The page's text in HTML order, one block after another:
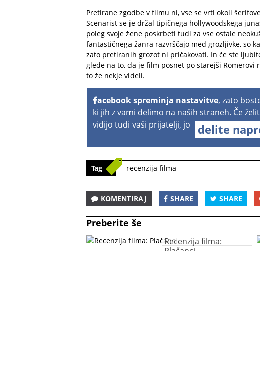
Pretirane zgodbe v filmu ni, vse se vrti okoli
Scenarist se je držal tipičnega hollywoodskega
poleg svoje žene poskrbeti tudi za vse ostale
fantastičnega žanra razvrščajo med grozljivke, so
zato pretiranih grozot ni pričakovati. In če ste
glede na to, da je film posnet po starejši Romerovi
to že nekje videli.
acebook spreminja nastavitve, zato
ki jih z vami delimo na naših straneh. Če
vidijo tudi vaši prijatelji, jo
delite
Tag recenzija filma
KOMENTIRAJ SHARE SHARE
Preberite še
Recenzija filma:
Plačanci